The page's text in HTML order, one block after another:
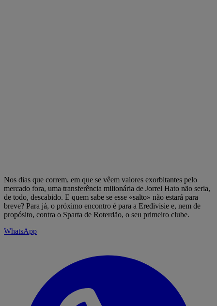
Nos dias que correm, em que se vêem valores exorbitantes pelo
mercado fora, uma transferência milionária de Jorrel Hato não seria,
de todo, descabido. E quem sabe se esse «salto» não estará para
breve? Para já, o próximo encontro é para a Eredivisie e, nem de
propósito, contra o Sparta de Roterdão, o seu primeiro clube.
WhatsApp